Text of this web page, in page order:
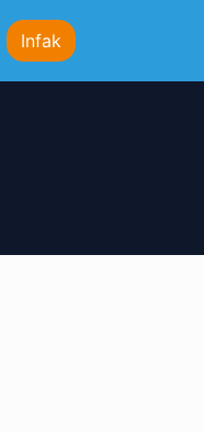
Infak